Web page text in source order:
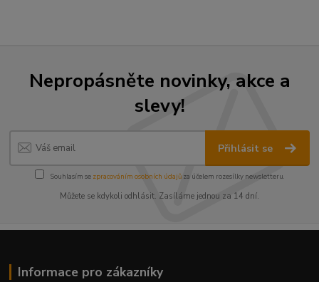
Nepropásněte novinky, akce a
slevy!
Přihlásit se
Souhlasím se zpracováním osobních údajůza účelem rozesílky newsletteru.
Můžete se kdykoli odhlásit. Zasíláme jednou za 14 dní.
Informace pro zákazníky